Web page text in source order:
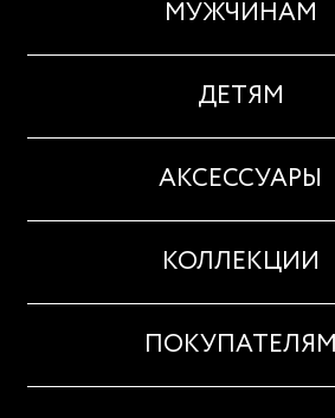
МУЖЧИНАМ
ДЕТЯМ
АКСЕССУАРЫ
КОЛЛЕКЦИИ
ПОКУПАТЕЛЯМ